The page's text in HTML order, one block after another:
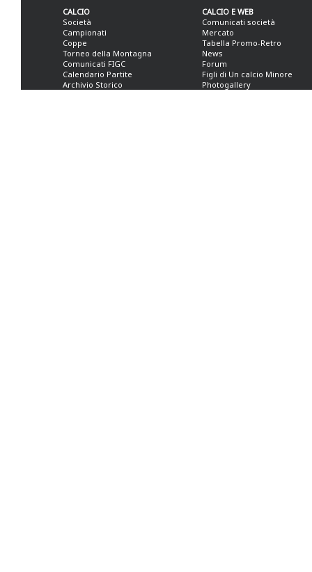
CALCIO
Società
Campionati
Coppe
Torneo della Montagna
Comunicati FIGC
Calendario Partite
Archivio Storico
CALCIO E WEB
Comunicati società
Mercato
Tabella Promo-Retro
News
Forum
Figli di Un calcio Minore
Photogallery